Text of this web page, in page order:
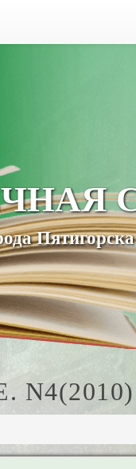
Пятигорска